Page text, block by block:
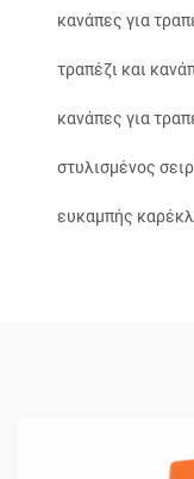
κανάπες για
τραπέζι και
κανάπες για
στυλισμένος
ευκαμπής